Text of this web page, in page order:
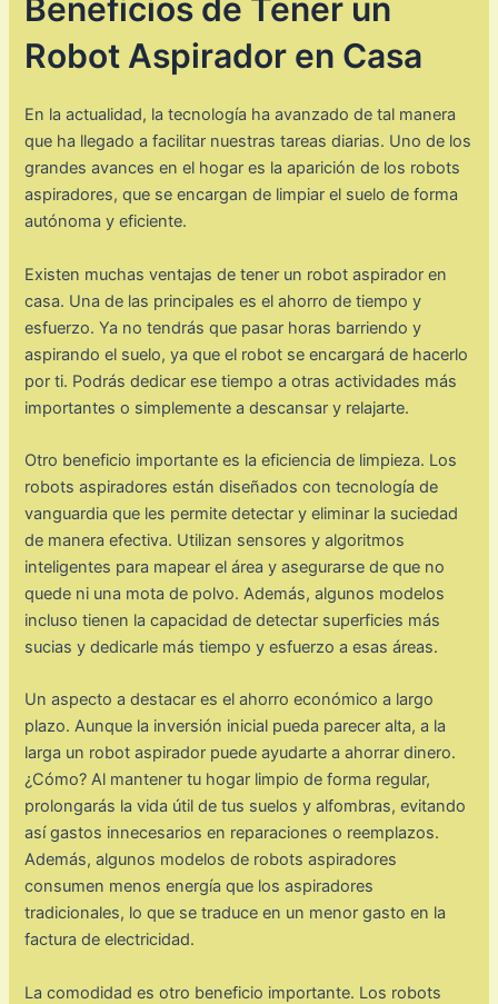
Beneficios de Tener un
Robot Aspirador en Casa
En la actualidad, la tecnología ha avanzado de tal manera
que ha llegado a facilitar nuestras tareas diarias. Uno de los
grandes avances en el hogar es la aparición de los robots
aspiradores, que se encargan de limpiar el suelo de forma
autónoma y eficiente.
Existen muchas ventajas de tener un robot aspirador en
casa. Una de las principales es el ahorro de tiempo y
esfuerzo. Ya no tendrás que pasar horas barriendo y
aspirando el suelo, ya que el robot se encargará de hacerlo
por ti. Podrás dedicar ese tiempo a otras actividades más
importantes o simplemente a descansar y relajarte.
Otro beneficio importante es la eficiencia de limpieza. Los
robots aspiradores están diseñados con tecnología de
vanguardia que les permite detectar y eliminar la suciedad
de manera efectiva. Utilizan sensores y algoritmos
inteligentes para mapear el área y asegurarse de que no
quede ni una mota de polvo. Además, algunos modelos
incluso tienen la capacidad de detectar superficies más
sucias y dedicarle más tiempo y esfuerzo a esas áreas.
Un aspecto a destacar es el ahorro económico a largo
plazo. Aunque la inversión inicial pueda parecer alta, a la
larga un robot aspirador puede ayudarte a ahorrar dinero.
¿Cómo? Al mantener tu hogar limpio de forma regular,
prolongarás la vida útil de tus suelos y alfombras, evitando
así gastos innecesarios en reparaciones o reemplazos.
Además, algunos modelos de robots aspiradores
consumen menos energía que los aspiradores
tradicionales, lo que se traduce en un menor gasto en la
factura de electricidad.
La comodidad es otro beneficio importante. Los robots